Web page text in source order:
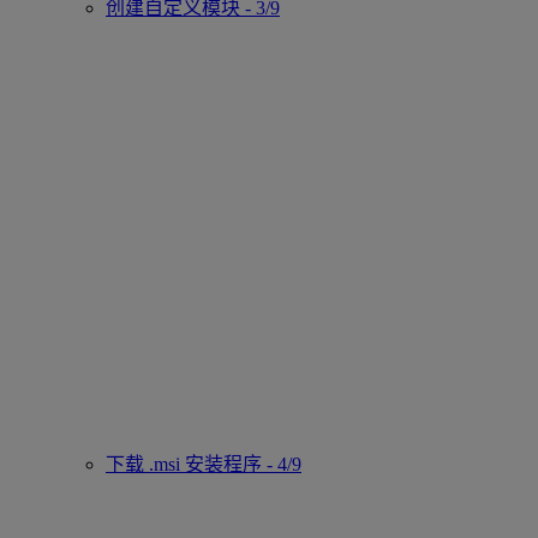
创建自定义模块 - 3/9
下载 .msi 安装程序 - 4/9